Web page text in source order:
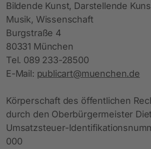
Bildende Kunst, Darstellende
Musik, Wissenschaft
Burgstraße 4
80331 München
Tel. 089 233-28500
E-Mail: publicart@muenchen.de
Körperschaft des öffentlichen
durch den Oberbürgermeister
Umsatzsteuer-
000